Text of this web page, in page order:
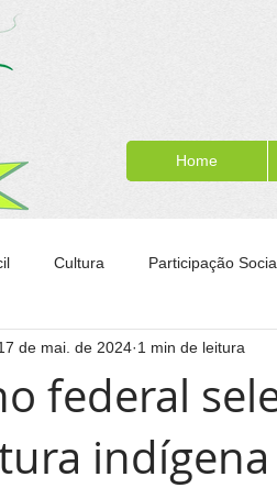
Home
Cultura Participação
Tijuípe Formação para a
federal
indígena
de mai. de 2024 1 min de leitura